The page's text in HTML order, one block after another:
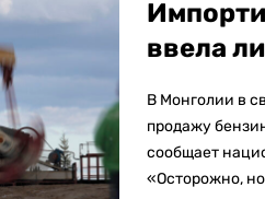
ввела
В Монголии в
продажу
сообщает
«Осторожно,